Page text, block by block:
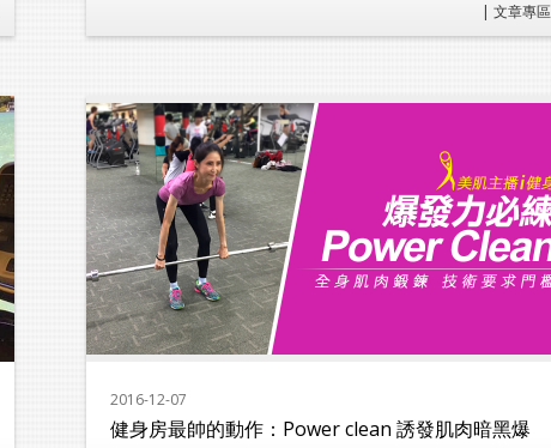
| 文章專區
2016-12-07
健身房最帥的動作：Power clean 誘發肌肉暗黑爆